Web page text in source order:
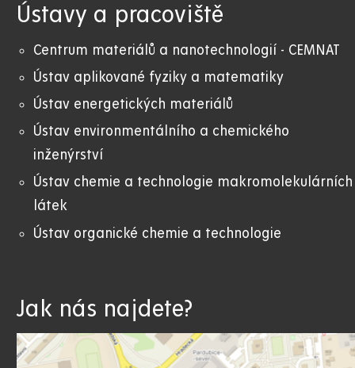
Ústavy a pracoviště
Centrum materiálů a nanotechnologií - CEMNAT
Ústav aplikované fyziky a matematiky
Ústav energetických materiálů
Ústav environmentálního a chemického
inženýrství
Ústav chemie a technologie makromolekulárních
látek
Ústav organické chemie a technologie
Jak nás najdete?